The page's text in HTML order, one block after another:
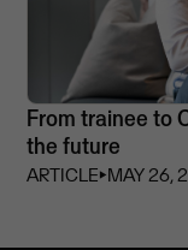
From trainee to
the future
ARTICLE⏵MAY 26,